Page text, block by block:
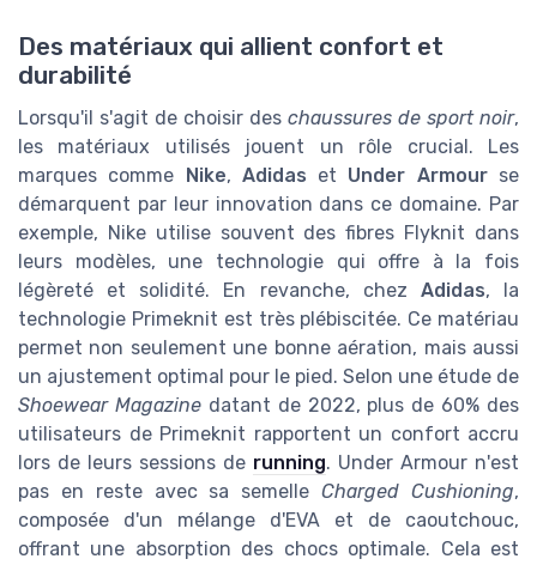
Des matériaux qui allient confort et
durabilité
Lorsqu'il s'agit de choisir des chaussures de sport noir,
les matériaux utilisés jouent un rôle crucial. Les
marques comme
Nike, Adidas et Under Armourse
démarquent par leur innovation dans ce domaine. Par
exemple, Nike utilise souvent des fibres Flyknit dans
leurs modèles, une technologie qui offre à la fois
légèreté et solidité. En revanche, chez Adidas, la
technologie Primeknit est très plébiscitée. Ce matériau
permet non seulement une bonne aération, mais aussi
un ajustement optimal pour le pied. Selon une étude de
Shoewear Magazinedatant de 2022, plus de 60% des
utilisateurs de Primeknit rapportent un confort accru
lors de leurs sessions de running. Under Armour n'est
pas en reste avec sa semelleCharged Cushioning,
composée d'un mélange d'EVA et de caoutchouc,
offrant une absorption des chocs optimale. Cela est